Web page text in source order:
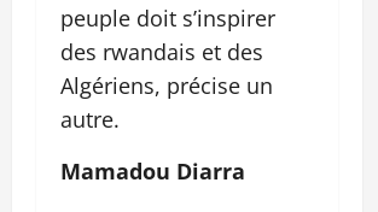
peuple doit s’inspirer
des rwandais et des
Algériens, précise un
autre.
Mamadou Diarra